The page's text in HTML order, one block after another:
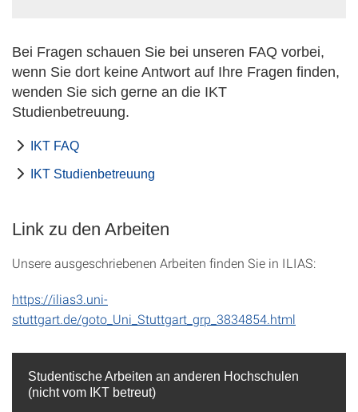
Bei Fragen schauen Sie bei unseren FAQ vorbei,
wenn Sie dort keine Antwort auf Ihre Fragen finden,
wenden Sie sich gerne an die IKT
Studienbetreuung.
IKT FAQ
IKT Studienbetreuung
Link zu den Arbeiten
Unsere ausgeschriebenen Arbeiten finden Sie in ILIAS:
https://ilias3.uni-
stuttgart.de/goto_Uni_Stuttgart_grp_3834854.html
Studentische Arbeiten an anderen Hochschulen
(nicht vom IKT betreut)